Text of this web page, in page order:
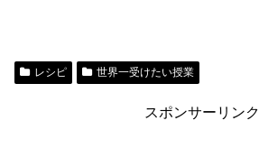
レシピ 世界一受けたい授業
スポンサーリンク